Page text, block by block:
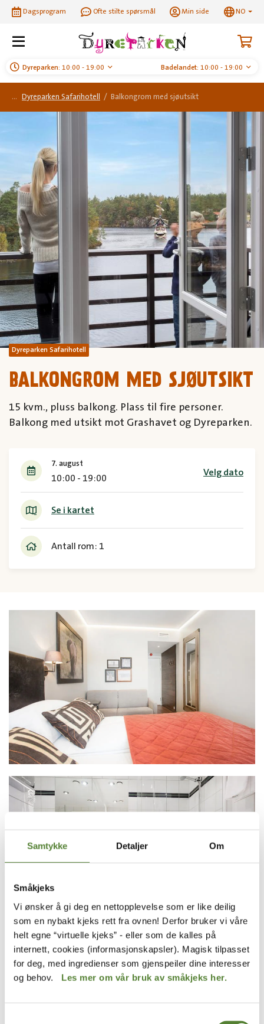
Samtykke Detaljer Om
Småkjeks
Vi ønsker å gi deg en nettopplevelse som er like deilig
som en nybakt kjeks rett fra ovnen! Derfor bruker vi våre
helt egne “virtuelle kjeks” - eller som de kalles på
internett, cookies (informasjonskapsler). Magisk tilpasset
for deg, med ingredienser som gjenspeiler dine interesser
og behov. Les mer om vår bruk av småkjeks her.
Dyreparken: 10:00 - 19:00 Badelandet: 10:00 - 19:00
Dagsprogram Ofte stilte spørsmål Min side NO
Dyreparken Safarihotell / Balkongrom med sjøutsikt
Dyreparken Safarihotell
BALKONGROM MED SJØUTSIKT
15 kvm., pluss balkong. Plass til fire personer.
Balkong med utsikt mot Grashavet og Dyreparken.
7. august
10:00 - 19:00
Velg dato
Se i kartet
Antall rom: 1